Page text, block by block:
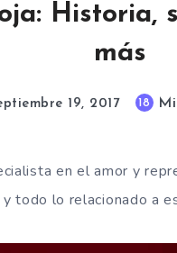
Historia,
más
19, 2017 18
en el amor y
y todo lo relacionado a